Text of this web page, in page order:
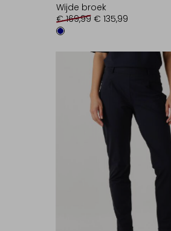
Wijde broek
€ 169,99 € 135,99